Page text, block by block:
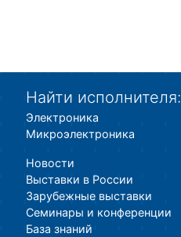
Найти исполнителя:
Электроника
Микроэлектроника
Новости
Выставки в России
Зарубежные выставки
Семинары и конференции
База знаний